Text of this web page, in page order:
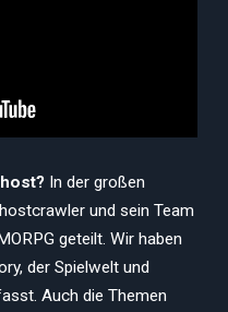
In der großen
und sein Team
geteilt. Wir haben
der Spielwelt und
Auch die Themen